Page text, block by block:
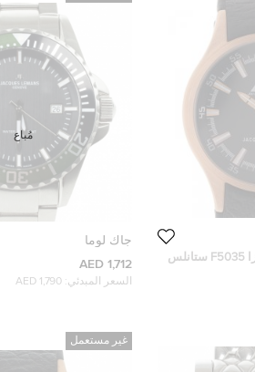
ساعة يد جاك لوما F1 مونزا F5035 ستانلس
جاك لوما
1,712 AED
السعر المبدئي: 1,790 AED
مُباع
غير مستعمل